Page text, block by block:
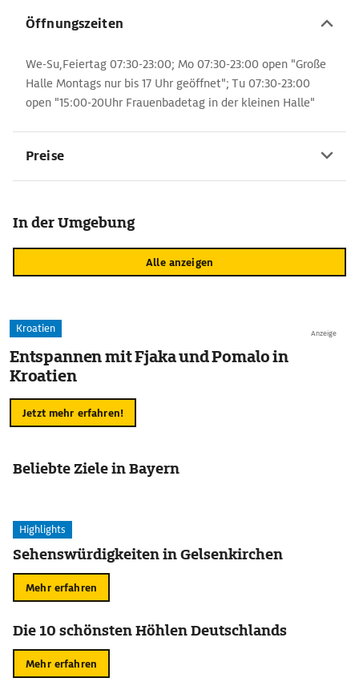
Öffnungszeiten
We-Su,Feiertag 07:30-23:00; Mo 07:30-23:00 open "Große
Halle Montags nur bis 17 Uhr geöffnet"; Tu 07:30-23:00
open "15:00-20Uhr Frauenbadetag in der kleinen Halle"
Preise
In der Umgebung
Alle anzeigen
Anzeige
Kroatien
Entspannen mit Fjaka und Pomalo in
Kroatien
Jetzt mehr erfahren!
Beliebte Ziele in Bayern
Highlights
Sehenswürdigkeiten in Gelsenkirchen
Mehr erfahren
Die 10 schönsten Höhlen Deutschlands
Mehr erfahren